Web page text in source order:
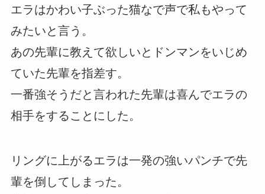
エラはかわい子ぶった猫なで声で私もやって
みたいと言う。
あの先輩に教えて欲しいとドンマンをいじめ
ていた先輩を指差す。
一番強そうだと言われた先輩は喜んでエラの
相手をすることにした。
リングに上がるエラは一発の強いパンチで先
輩を倒してしまった。